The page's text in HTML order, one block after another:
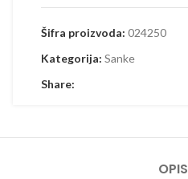
Šifra proizvoda:024250
Kategorija: Sanke
Share:
OPIS